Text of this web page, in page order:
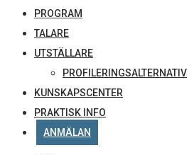
PROGRAM
TALARE
UTSTÄLLARE
PROFILERINGSALTERNATIV
KUNSKAPSCENTER
PRAKTISK INFO
ANMÄLAN